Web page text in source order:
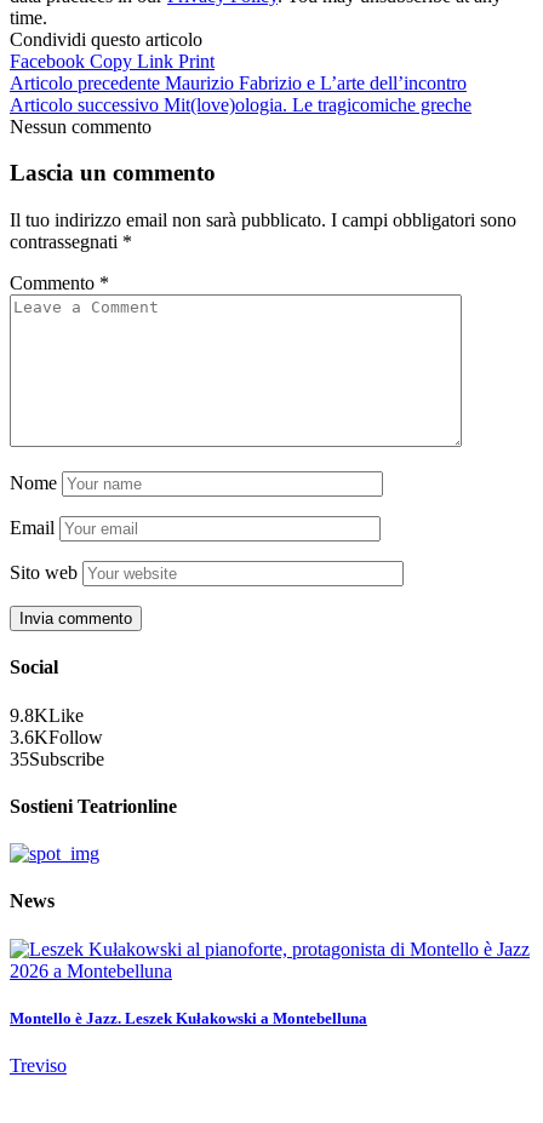
time.
Condividi questo articolo
Facebook Copy Link Print
Articolo precedente Maurizio Fabrizio e L’arte dell’incontro
Articolo successivo Mit(love)ologia. Le tragicomiche greche
Nessun commento
Lascia un commento
Il tuo indirizzo email non sarà pubblicato. I campi obbligatori sono
contrassegnati *
Commento *
Nome
Email
Sito web
Social
9.8KLike
3.6KFollow
35Subscribe
Sostieni Teatrionline
News
Montello è Jazz. Leszek Kułakowski a Montebelluna
Treviso